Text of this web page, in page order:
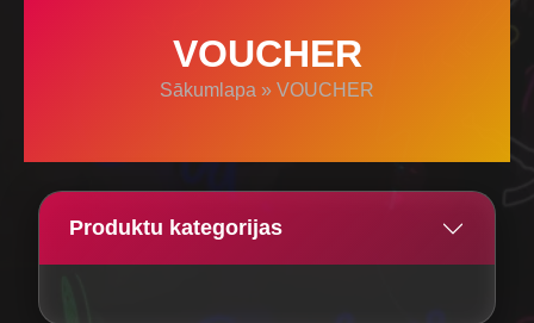
VOUCHER
Sākumlapa » VOUCHER
Produktu kategorijas